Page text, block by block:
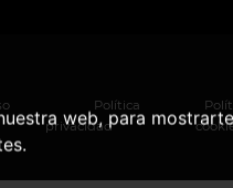
web, para
Política
privacidad